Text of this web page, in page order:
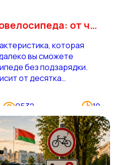
Запас хода электровелосипеда: от чего зависит и как увеличить
которая
вы сможете
без подзарядки.
от десятка
и температуры
практике значения
9532 10